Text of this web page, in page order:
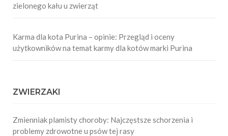
zielonego kału u zwierząt
Karma dla kota Purina – opinie: Przegląd i oceny
użytkowników na temat karmy dla kotów marki Purina
ZWIERZAKI
Zmienniak plamisty choroby: Najczęstsze schorzenia i
problemy zdrowotne u psów tej rasy